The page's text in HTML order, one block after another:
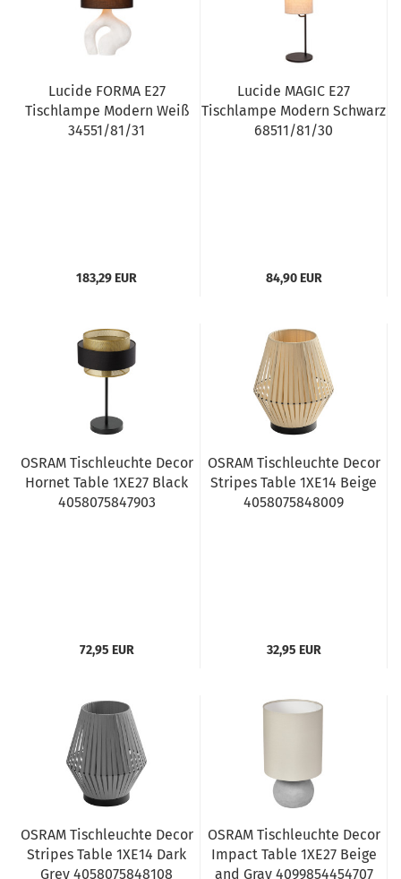
Lucide FORMA E27
Tischlampe Modern Weiß
34551/81/31
183,29 EUR
Lucide MAGIC E27
Tischlampe Modern Schwarz
68511/81/30
84,90 EUR
OSRAM Tischleuchte Decor
Hornet Table 1XE27 Black
4058075847903
72,95 EUR
OSRAM Tischleuchte Decor
Stripes Table 1XE14 Beige
4058075848009
32,95 EUR
OSRAM Tischleuchte Decor
Stripes Table 1XE14 Dark
Grey 4058075848108
OSRAM Tischleuchte Decor
Impact Table 1XE27 Beige
and Gray 4099854454707